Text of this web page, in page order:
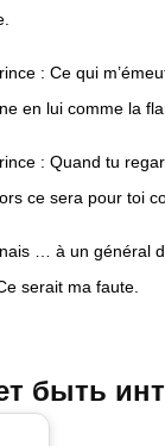
: Ce qui
en lui comme la
: Quand tu
ce sera pour toi
… à un général
serait ma faute.
быть